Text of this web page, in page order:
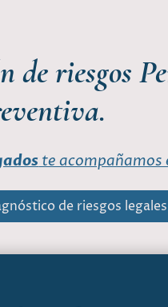
de riesgos
te acompañamos
de riesgos legales